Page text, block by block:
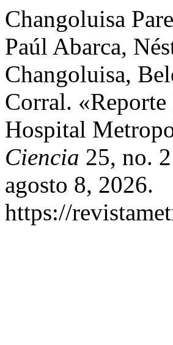
Changoluisa
Paúl Abarca,
Changoluisa,
Corral.
Hospital
Ciencia 25, no.
agosto 8, 2026.
https://